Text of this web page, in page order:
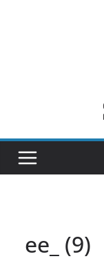
ee_ (9)